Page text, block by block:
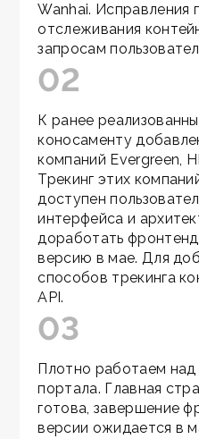
Wanhai. Исправления
отслеживания
запросам
02
К ранее
коносаменту
компаний Evergreen,
Трекинг этих
доступен
интерфейса и
доработать
версию в мае. Для
способов трекинга
API.
03
Плотно работаем над
портала. Главная
готова, завершение
версии ожидается в